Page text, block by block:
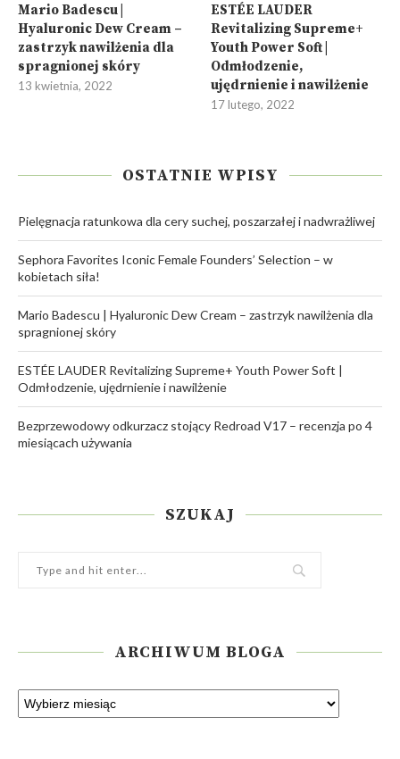
Mario Badescu |
Hyaluronic Dew Cream –
zastrzyk nawilżenia dla
spragnionej skóry
13 kwietnia, 2022
ESTÉE LAUDER
Revitalizing Supreme+
Youth Power Soft |
Odmłodzenie,
ujędrnienie i nawilżenie
17 lutego, 2022
OSTATNIE WPISY
Pielęgnacja ratunkowa dla cery suchej, poszarzałej i nadwrażliwej
Sephora Favorites Iconic Female Founders’ Selection – w
kobietach siła!
Mario Badescu | Hyaluronic Dew Cream – zastrzyk nawilżenia dla
spragnionej skóry
ESTÉE LAUDER Revitalizing Supreme+ Youth Power Soft |
Odmłodzenie, ujędrnienie i nawilżenie
Bezprzewodowy odkurzacz stojący Redroad V17 – recenzja po 4
miesiącach używania
SZUKAJ
ARCHIWUM BLOGA